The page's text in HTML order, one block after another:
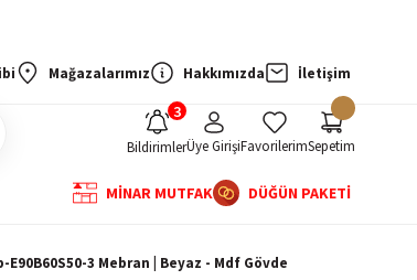
Mağazalarımız Hakkımızda İletişim
BildirimlerÜye GirişiFavorilerimSepetim
MİNAR MUTFAK DÜĞÜN PAKETİ
3 Mebran | Beyaz - Mdf Gövde